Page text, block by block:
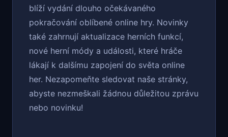
blíží vydání dlouho očekávaného
pokračování oblíbené online hry. Novinky
také zahrnují aktualizace herních funkcí,
nové herní módy a události, které hráče
lákají k dalšímu zapojení do světa online
her. Nezapomeňte sledovat naše stránky,
abyste nezmeškali žádnou důležitou zprávu
nebo novinku!